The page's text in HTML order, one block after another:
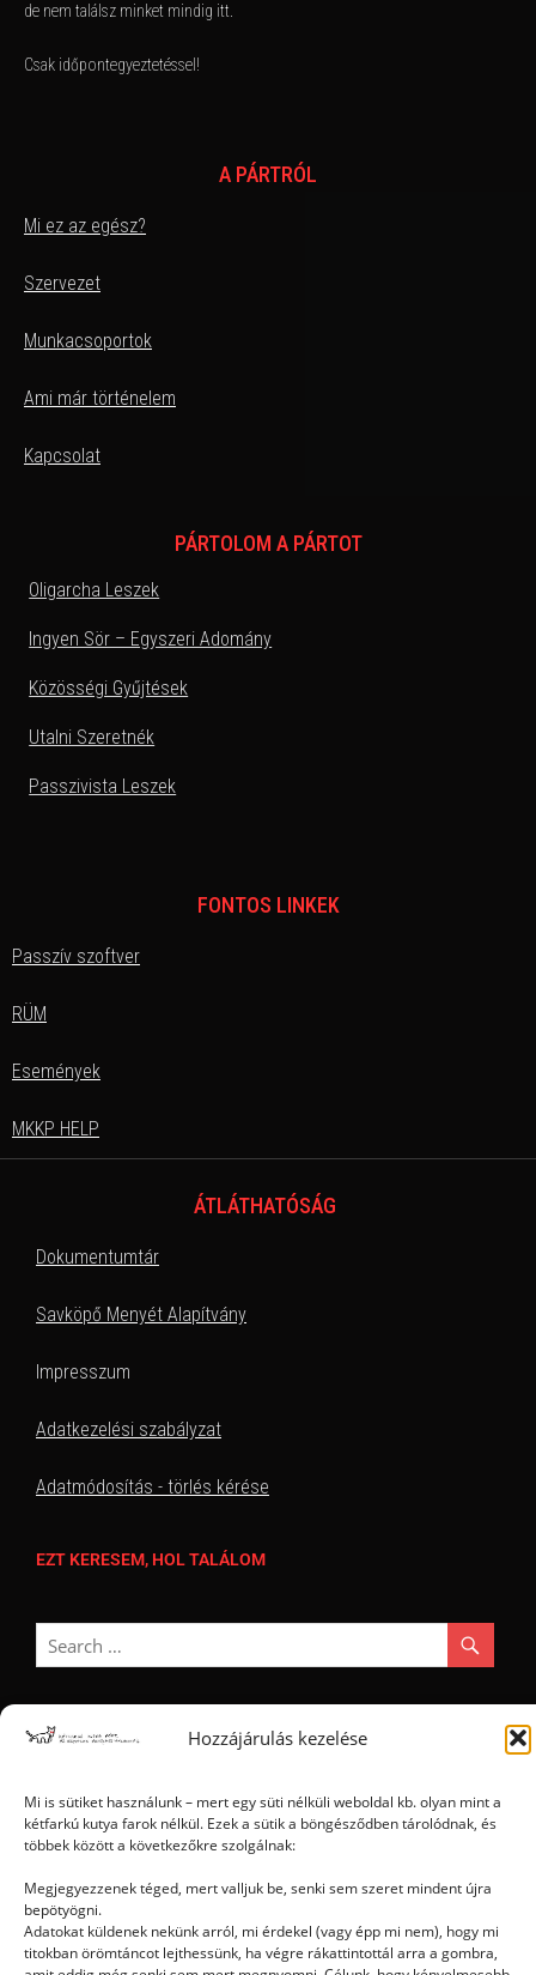
Hozzájárulás kezelése
Mi is sütiket használunk – mert egy süti nélküli weboldal kb. olyan mint a
kétfarkú kutya farok nélkül. Ezek a sütik a böngésződben tárolódnak, és
többek között a következőkre szolgálnak:
Megjegyezzenek téged, mert valljuk be, senki sem szeret mindent újra
bepötyögni.
Adatokat küldenek nekünk arról, mi érdekel (vagy épp mi nem), hogy mi
titokban örömtáncot lejthessünk, ha végre rákattintottál arra a gombra,
de nem találsz minket mindig itt.
Csak időpontegyeztetéssel!
A PÁRTRÓL
Mi ez az egész?
Szervezet
Munkacsoportok
Ami már történelem
Kapcsolat
PÁRTOLOM A PÁRTOT
Oligarcha Leszek
Ingyen Sör – Egyszeri Adomány
Közösségi Gyűjtések
Utalni Szeretnék
Passzivista Leszek
FONTOS LINKEK
Passzív szoftver
RÜM
Események
MKKP HELP
ÁTLÁTHATÓSÁG
Dokumentumtár
Savköpő Menyét Alapítvány
Impresszum
Adatkezelési szabályzat
Adatmódosítás - törlés kérése
EZT KERESEM, HOL TALÁLOM